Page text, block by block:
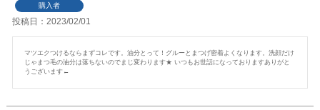
購入者
投稿日 2023/02/01
マツエクつけるならまずコレです。油分とって！グルーとまつげ密着よくなります。洗顔だけ
じゃまつ毛の油分は落ちないのでまじ変わります★ いつもお世話になっておりますありがと
うございます←